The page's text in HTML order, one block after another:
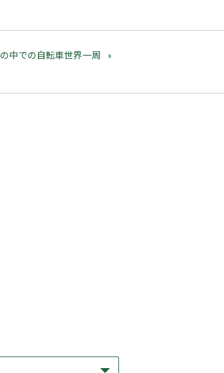
中での自転車世界一周